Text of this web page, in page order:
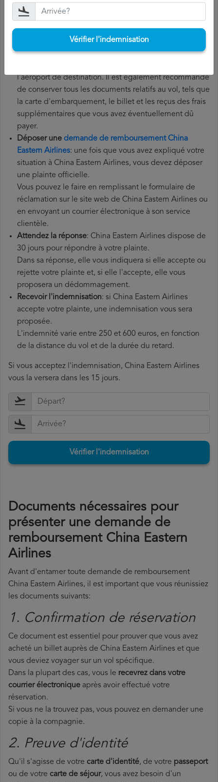
Airlines, vous devez suivre les étapes ci-dessous:
Rassemblez tous les documentsnécessaires: pour
déposer une demande de remboursement China
Eastern Airlines, vous aurez besoin de votre numéro de
l'aéroport de destination. Il est également recommandé
de conserver tous les documents relatifs au vol, tels que
la carte d'embarquement, le billet et les reçus des frais
supplémentaires que vous avez éventuellement dû
payer.
Déposer une demande de remboursement China
Eastern Airlines: une fois que vous avez expliqué votre
situation à China Eastern Airlines, vous devez déposer
une plainte officielle.
Vous pouvez le faire en remplissant le formulaire de
réclamation sur le site web de China Eastern Airlines ou
en envoyant un courrier électronique à son service
clientèle.
Attendez la réponse: China Eastern Airlines dispose de
30 jours pour répondre à votre plainte.
Dans sa réponse, elle vous indiquera si elle accepte ou
rejette votre plainte et, si elle l'accepte, elle vous
proposera un dédommagement.
Recevoir l'indemnisation: si China Eastern Airlines
accepte votre plainte, une indemnisation vous sera
proposée.
L'indemnité varie entre 250 et 600 euros, en fonction
de la distance du vol et de la durée du retard.
Si vous acceptez l'indemnisation, China Eastern Airlines
vous la versera dans les 15 jours.
Vérifier l'indemnisation
Documents nécessaires pour
présenter une demande de
remboursement China Eastern
Airlines
Avant d'entamer toute demande de remboursement
China Eastern Airlines, il est important que vous réunissiez
les documents suivants:
1. Confirmation de réservation
Ce document est essentiel pour prouver que vous avez
acheté un billet auprès de China Eastern Airlines et que
vous deviez voyager sur un vol spécifique.
Dans la plupart des cas, vous le recevrez dans votre
courrier électronique après avoir effectué votre
réservation.
Si vous ne la trouvez pas, vous pouvez en demander une
copie à la compagnie.
2. Preuve d'identité
Qu'il s'agisse de votre carte d'identité, de votre passeport
ou de votre carte de séjour, vous avez besoin d'un
Vérifier l'indemnisation